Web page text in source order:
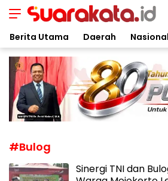
Suarakata.id
Kata Bicara Suara Bergerak
Berita Utama Daerah Nasional
#Bulog
Sinergi TNI dan